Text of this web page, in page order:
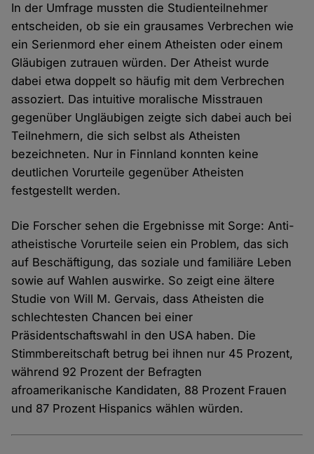
In der Umfrage mussten die Studienteilnehmer
entscheiden, ob sie ein grausames Verbrechen wie
ein Serienmord eher einem Atheisten oder einem
Gläubigen zutrauen würden. Der Atheist wurde
dabei etwa doppelt so häufig mit dem Verbrechen
assoziert. Das intuitive moralische Misstrauen
gegenüber Ungläubigen zeigte sich dabei auch bei
Teilnehmern, die sich selbst als Atheisten
bezeichneten. Nur in Finnland konnten keine
deutlichen Vorurteile gegenüber Atheisten
festgestellt werden.
Die Forscher sehen die Ergebnisse mit Sorge: Anti-
atheistische Vorurteile seien ein Problem, das sich
auf Beschäftigung, das soziale und familiäre Leben
sowie auf Wahlen auswirke. So zeigt eine ältere
Studie von Will M. Gervais, dass Atheisten die
schlechtesten Chancen bei einer
Präsidentschaftswahl in den USA haben. Die
Stimmbereitschaft betrug bei ihnen nur 45 Prozent,
während 92 Prozent der Befragten
afroamerikanische Kandidaten, 88 Prozent Frauen
und 87 Prozent Hispanics wählen würden.